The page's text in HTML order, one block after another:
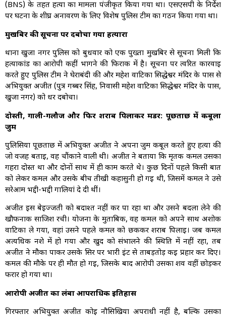
(BNS) के तहत हत्या का मामला पंजीकृत किया गया था। एसएसपी के निर्देश
पर घटना के शीघ्र अनावरण के लिए विशेष पुलिस टीम का गठन किया गया था।
मुखबिर की सूचना पर दबोचा गया हत्यारा
थाना खुर्जा नगर पुलिस को बुधवार को एक पुख्ता मुखबिर से सूचना मिली कि
हत्याकांड का आरोपी कहीं भागने की फिराक में है। सूचना पर त्वरित कार्रवाई
करते हुए पुलिस टीम ने घेराबंदी की और महेश वाटिका सिद्धेश्वर मंदिर के पास से
अभियुक्त अजीत (पुत्र गब्बर सिंह, निवासी महेश वाटिका सिद्धेश्वर मंदिर के पास,
खुर्जा नगर) को धर दबोचा।
दोस्ती, गाली-गलौज और फिर शराब पिलाकर मर्डर: पूछताछ में कबूला
जुर्म
पुलिसिया पूछताछ में अभियुक्त अजीत ने अपना जुर्म कबूल करते हुए हत्या की
जो वजह बताई, वह चौंकाने वाली थी। अजीत ने बताया कि मृतक कमल उसका
गहरा दोस्त था और दोनों साथ में ही काम करते थे। कुछ दिनों पहले किसी बात
को लेकर कमल और उसके बीच तीखी कहासुनी हो गई थी, जिसमें कमल ने उसे
सरेआम भद्दी-भद्दी गालियां दे दी थीं।
अजीत इस बेइज्जती को बर्दाश्त नहीं कर पा रहा था और उसने बदला लेने की
खौफनाक साजिश रची। योजना के मुताबिक, वह कमल को अपने साथ अशोक
वाटिका ले गया, वहां उसने पहले कमल को छककर शराब पिलाई। जब कमल
अत्यधिक नशे में हो गया और खुद को संभालने की स्थिति में नहीं रहा, तब
अजीत ने मौका पाकर उसके सिर पर भारी ईंट से ताबड़तोड़ कई प्रहार कर दिए।
कमल की मौके पर ही मौत हो गई, जिसके बाद आरोपी उसका शव वहीं छोड़कर
फरार हो गया था।
आरोपी अजीत का लंबा आपराधिक इतिहास
गिरफ्तार अभियुक्त अजीत कोई नौसिखिया अपराधी नहीं है, बल्कि उसका